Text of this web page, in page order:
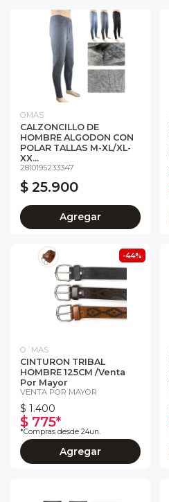
OMAS
CALZONCILLO DE
HOMBRE ALGODON CON
POLAR TALLAS M-XL/XL-
XX...
2810195233347
$ 25.900
Agregar
-44%
O´MAS
CINTURON TRIBAL
HOMBRE 125CM /venta
Por Mayor
VENTA POR MAYOR
$ 1.400
$ 775*
*Compras desde 24un.
Agregar